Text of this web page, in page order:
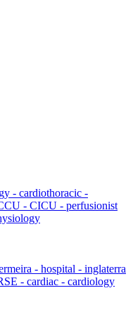
- cardiothoracic -
- CICU - perfusionist
- hospital - inglaterra
- cardiac - cardiology